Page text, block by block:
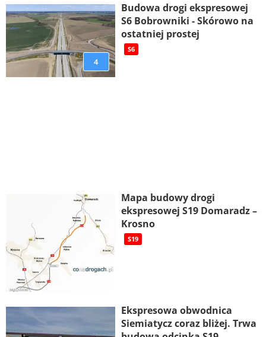
4
Budowa drogi ekspresowej
S6 Bobrowniki - Skórowo na
ostatniej prostej
S6
Mapa budowy drogi
ekspresowej S19 Domaradz –
Krosno
S19
Ekspresowa obwodnica
Siemiatycz coraz bliżej. Trwa